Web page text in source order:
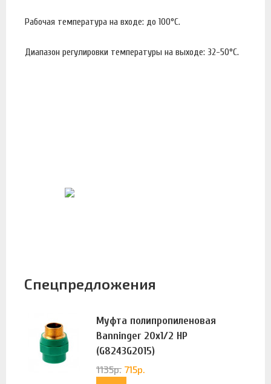
Рабочая температура на входе: до 100°С.
Диапазон регулировки температуры на выходе: 32-50°С.
Спецпредложения
Муфта полипропиленовая
Banninger 20х1/2 НР
(G8243G2015)
1135р. 715р.